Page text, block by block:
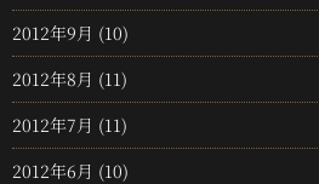
2012年9月 (10)
2012年8月 (11)
2012年7月 (11)
2012年6月 (10)